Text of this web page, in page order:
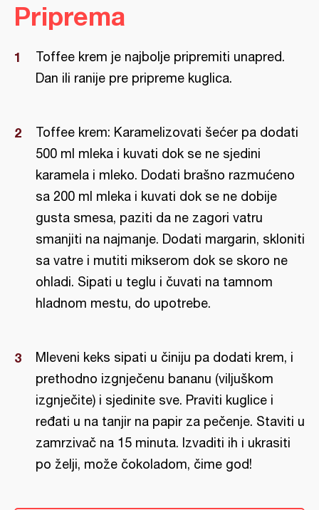
Priprema
Toffee krem je najbolje pripremiti unapred.
Dan ili ranije pre pripreme kuglica.
Toffee krem: Karamelizovati šećer pa dodati
500 ml mleka i kuvati dok se ne sjedini
karamela i mleko. Dodati brašno razmućeno
sa 200 ml mleka i kuvati dok se ne dobije
gusta smesa, paziti da ne zagori vatru
smanjiti na najmanje. Dodati margarin, skloniti
sa vatre i mutiti mikserom dok se skoro ne
ohladi. Sipati u teglu i čuvati na tamnom
hladnom mestu, do upotrebe.
Mleveni keks sipati u činiju pa dodati krem, i
prethodno izgnječenu bananu (viljuškom
izgnječite) i sjedinite sve. Praviti kuglice i
ređati u na tanjir na papir za pečenje. Staviti u
zamrzivač na 15 minuta. Izvaditi ih i ukrasiti
po želji, može čokoladom, čime god!